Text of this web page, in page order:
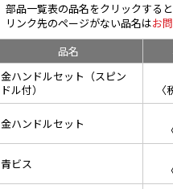
部品一覧表の品名をクリックする
リンク先のページがない品名はお
品名
金ハンドルセット（スピン
ドル付）
金ハンドルセット
青ビス